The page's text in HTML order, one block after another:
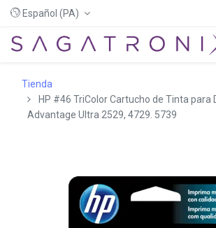
Español (PA)
Tienda
HP #46 TriColor Cartucho de Tinta para
Advantage Ultra 2529, 4729. 5739